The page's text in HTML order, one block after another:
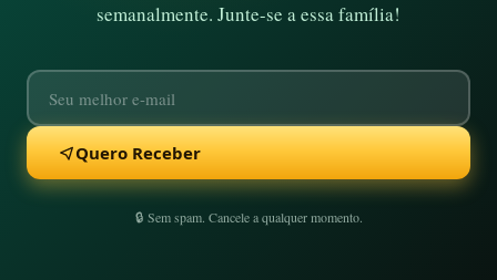
semanalmente. Junte-se a essa família!
Quero Receber
🔒 Sem spam. Cancele a qualquer momento.